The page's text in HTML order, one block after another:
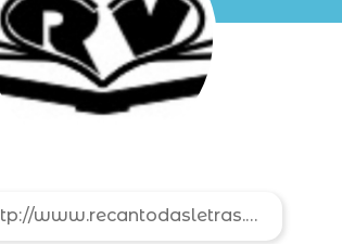
http://www.recantodasletras.com.br